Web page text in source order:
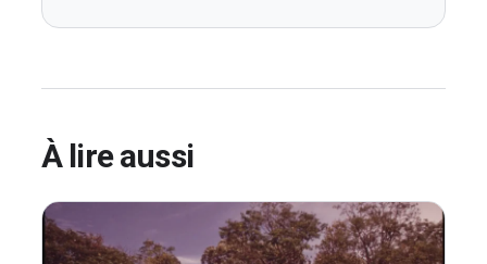
À lire aussi